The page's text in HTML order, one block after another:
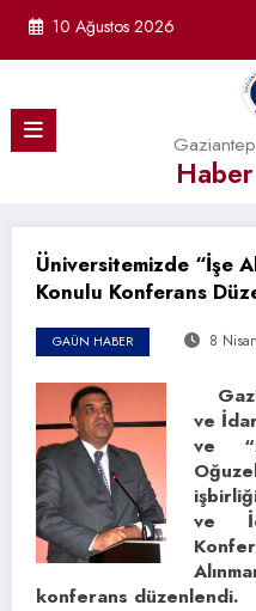
10 Ağustos 2026
Üniversitemizde “İşe
Konulu Konferans
GAÜN HABER 8
ve
ve
ve
konferans düzenlendi.